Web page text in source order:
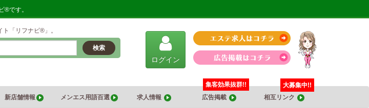
®です。
「リフナビ®」。
検索
ログイン
新店舗情報
メンエス用語百選 求人情報 広告掲載
集客効果抜群!!
相互リンク
大募集中!!